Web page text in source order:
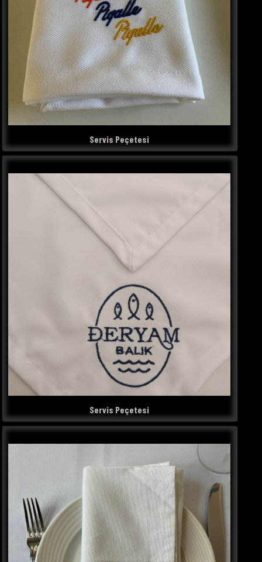
Servis Peçetesi
Servis Peçetesi